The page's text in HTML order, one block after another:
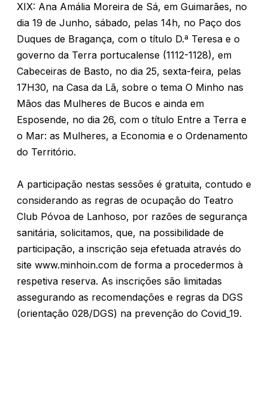
XIX: Ana Amália Moreira de Sá, em Guimarães, no
dia 19 de Junho, sábado, pelas 14h, no Paço dos
Duques de Bragança, com o título D.ª Teresa e o
governo da Terra portucalense (1112-1128), em
Cabeceiras de Basto, no dia 25, sexta-feira, pelas
17H30, na Casa da Lã, sobre o tema O Minho nas
Mãos das Mulheres de Bucos e ainda em
Esposende, no dia 26, com o título Entre a Terra e
o Mar: as Mulheres, a Economia e o Ordenamento
do Território.
A participação nestas sessões é gratuita, contudo e
considerando as regras de ocupação do Teatro
Club Póvoa de Lanhoso, por razões de segurança
sanitária, solicitamos, que, na possibilidade de
participação, a inscrição seja efetuada através do
site www.minhoin.com de forma a procedermos à
respetiva reserva. As inscrições são limitadas
assegurando as recomendações e regras da DGS
(orientação 028/DGS) na prevenção do Covid_19.